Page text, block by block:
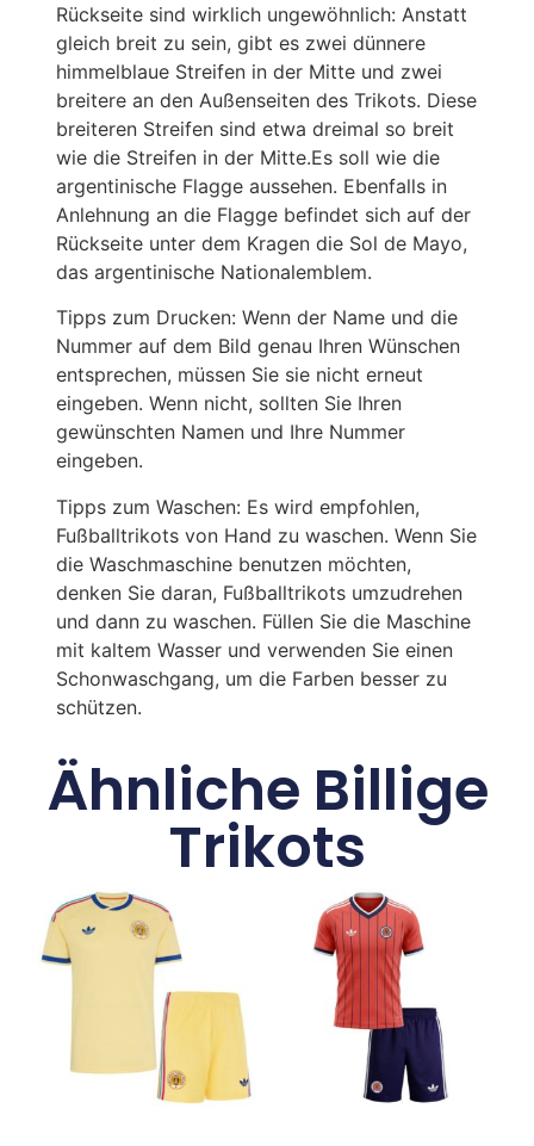
Rückseite sind wirklich ungewöhnlich: Anstatt
gleich breit zu sein, gibt es zwei dünnere
himmelblaue Streifen in der Mitte und zwei
breitere an den Außenseiten des Trikots. Diese
breiteren Streifen sind etwa dreimal so breit
wie die Streifen in der Mitte.Es soll wie die
argentinische Flagge aussehen. Ebenfalls in
Anlehnung an die Flagge befindet sich auf der
Rückseite unter dem Kragen die Sol de Mayo,
das argentinische Nationalemblem.
Tipps zum Drucken: Wenn der Name und die
Nummer auf dem Bild genau Ihren Wünschen
entsprechen, müssen Sie sie nicht erneut
eingeben. Wenn nicht, sollten Sie Ihren
gewünschten Namen und Ihre Nummer
eingeben.
Tipps zum Waschen: Es wird empfohlen,
Fußballtrikots von Hand zu waschen. Wenn Sie
die Waschmaschine benutzen möchten,
denken Sie daran, Fußballtrikots umzudrehen
und dann zu waschen. Füllen Sie die Maschine
mit kaltem Wasser und verwenden Sie einen
Schonwaschgang, um die Farben besser zu
schützen.
Ähnliche Billige
Trikots